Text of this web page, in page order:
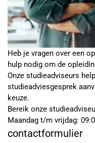
Heb je vragen over een
hulp nodig om de
Onze studieadviseurs
studieadviesgesprek
keuze.
Bereik onze
Maandag t/m vrijdag:
contactformulier